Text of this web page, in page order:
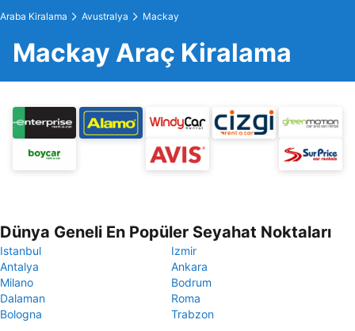
Araba Kiralama Avustralya Mackay
Mackay Araç Kiralama
Dünya Geneli En Popüler Seyahat Noktaları
Istanbul
Izmir
Antalya
Ankara
Milano
Bodrum
Dalaman
Roma
Bologna
Trabzon